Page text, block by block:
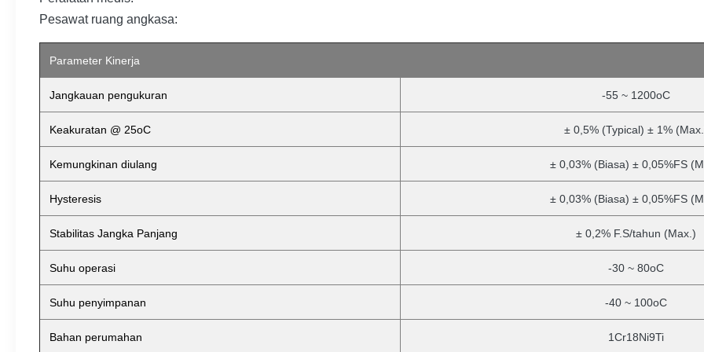
Pesawat ruang angkasa:
Parameter Kinerja
Jangkauan pengukuran -55 ~ 1200oC
Keakuratan @ 25oC ± 0,5% (Typical) ± 1%
Kemungkinan diulang ± 0,03% (Biasa) ± 0,05%FS
Hysteresis ± 0,03% (Biasa) ± 0,05%FS
Stabilitas Jangka Panjang ± 0,2% F.S/tahun (Max.)
Suhu operasi -30 ~ 80oC
Suhu penyimpanan -40 ~ 100oC
Bahan perumahan 1Cr18Ni9Ti